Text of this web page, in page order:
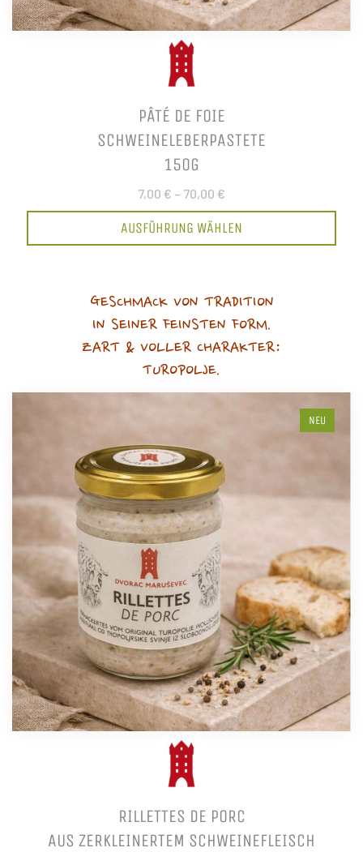
PÂTÉ DE FOIE
SCHWEINELEBERPASTETE
150G
7,00 € – 70,00 €
AUSFÜHRUNG WÄHLEN
GESCHMACK VON TRADITION
IN SEINER FEINSTEN FORM.
ZART & VOLLER CHARAKTER:
TUROPOLJE.
NEU
RILLETTES DE PORC
AUS ZERKLEINERTEM SCHWEINEFLEISCH